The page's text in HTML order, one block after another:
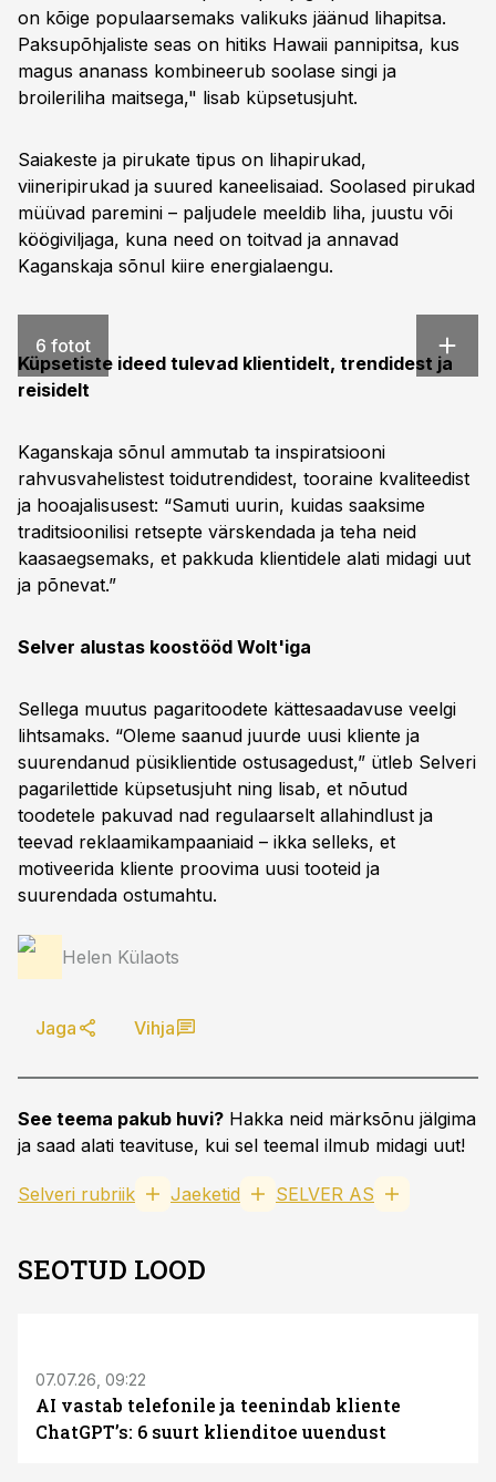
on kõige populaarsemaks valikuks jäänud lihapitsa.
Paksupõhjaliste seas on hitiks Hawaii pannipitsa, kus
magus ananass kombineerub soolase singi ja
broileriliha maitsega," lisab küpsetusjuht.
Saiakeste ja pirukate tipus on lihapirukad,
viineripirukad ja suured kaneelisaiad. Soolased pirukad
müüvad paremini – paljudele meeldib liha, juustu või
köögiviljaga, kuna need on toitvad ja annavad
Kaganskaja sõnul kiire energialaengu.
6 fotot
Küpsetiste ideed tulevad klientidelt, trendidest ja
reisidelt
Kaganskaja sõnul ammutab ta inspiratsiooni
rahvusvahelistest toidutrendidest, tooraine kvaliteedist
ja hooajalisusest: “Samuti uurin, kuidas saaksime
traditsioonilisi retsepte värskendada ja teha neid
kaasaegsemaks, et pakkuda klientidele alati midagi uut
ja põnevat.”
Selver alustas koostööd Wolt'iga
Sellega muutus pagaritoodete kättesaadavuse veelgi
lihtsamaks. “Oleme saanud juurde uusi kliente ja
suurendanud püsiklientide ostusagedust,” ütleb Selveri
pagarilettide küpsetusjuht ning lisab, et nõutud
toodetele pakuvad nad regulaarselt allahindlust ja
teevad reklaamikampaaniaid – ikka selleks, et
motiveerida kliente proovima uusi tooteid ja
suurendada ostumahtu.
Helen Külaots
Jaga Vihja
See teema pakub huvi? Hakka neid märksõnu jälgima
ja saad alati teavituse, kui sel teemal ilmub midagi uut!
Selveri rubriik Jaeketid SELVER AS
SEOTUD LOOD
07.07.26, 09:22
AI vastab telefonile ja teenindab kliente
ChatGPT’s: 6 suurt klienditoe uuendust